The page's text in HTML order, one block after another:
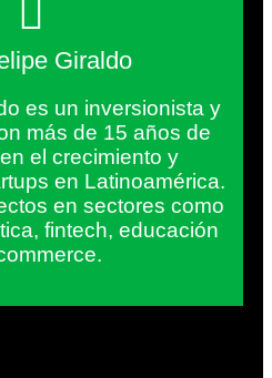
Giraldo
es un inversionista y
más de 15 años de
el crecimiento y
en Latinoamérica.
en sectores como
fintech, educación